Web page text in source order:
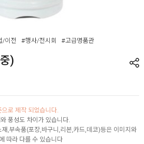
/이전 #행사/전시회 #고급명품관
)
로 제작 되었습니다.
풍성도 차이가 있습니다.
,부속품(포장,바구니,리본,카드,데코)등은 이미지와
따라 다를 수 있습니다